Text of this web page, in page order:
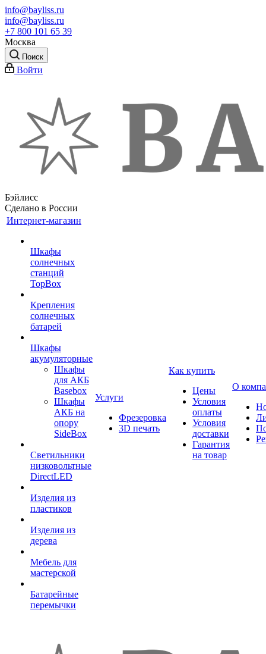
info@bayliss.ru
info@bayliss.ru
+7 800 101 65 39
Москва
Поиск
Войти
Бэйлисс
Сделано в России
Интернет-магазин
Шкафы
солнечных
станций
TopBox
Крепления
солнечных
батарей
Шкафы
акумуляторные
Шкафы
для АКБ
Basebox
Шкафы
АКБ на
опору
SideBox
Светильники
низковольтные
DirectLED
Изделия из
пластиков
Изделия из
дерева
Мебель для
мастерской
Батарейные
перемычки
Услуги
Фрезеровка
3D печать
Как купить
Цены
Условия
оплаты
Условия
доставки
Гарантия
на товар
О